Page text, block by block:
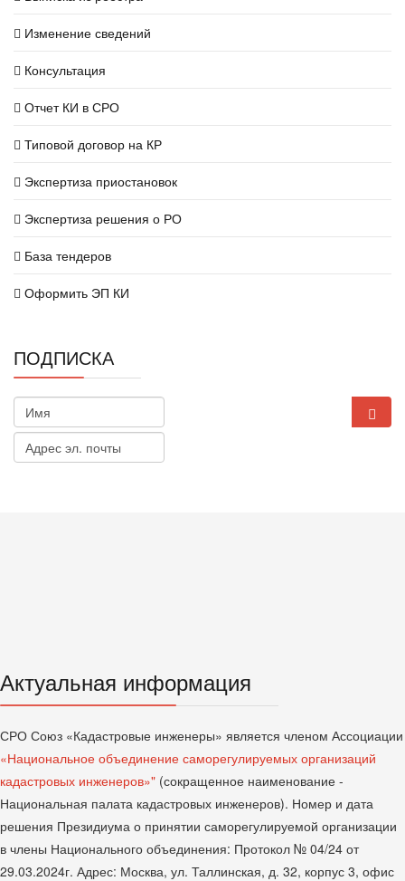
Изменение сведений
Консультация
Отчет КИ в СРО
Типовой договор на КР
Экспертиза приостановок
Экспертиза решения о РО
База тендеров
Оформить ЭП КИ
ПОДПИСКА
Актуальная информация
СРО Союз «Кадастровые инженеры» является членом Ассоциации
«Национальное объединение саморегулируемых организаций
кадастровых инженеров»" (сокращенное наименование -
Национальная палата кадастровых инженеров). Номер и дата
решения Президиума о принятии саморегулируемой организации
в члены Национального объединения: Протокол № 04/24 от
29.03.2024г. Адрес: Москва, ул. Таллинская, д. 32, корпус 3, офис